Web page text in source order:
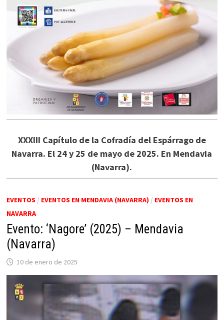
XXXIII Capítulo de la Cofradía del Espárrago de
Navarra. El 24 y 25 de mayo de 2025. En Mendavia
(Navarra).
EVENTOS / EVENTOS EN MENDAVIA (NAVARRA) / EVENTOS EN
NAVARRA
Evento: ‘Nagore’ (2025) – Mendavia
(Navarra)
10 de enero de 2025